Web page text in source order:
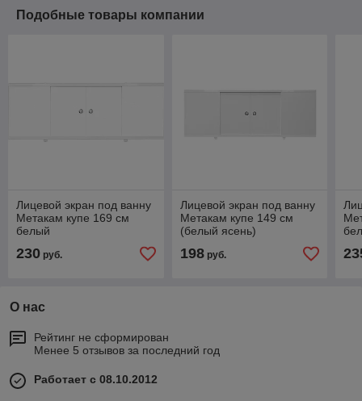
Подобные товары компании
Лицевой экран под ванну
Метакам купе 169 см
белый
230 руб.
Лицевой экран под ванну
Метакам купе 149 см
(белый ясень)
198руб.
О нас
Рейтинг не сформирован
Менее 5 отзывов за последний год
Работает с 08.10.2012